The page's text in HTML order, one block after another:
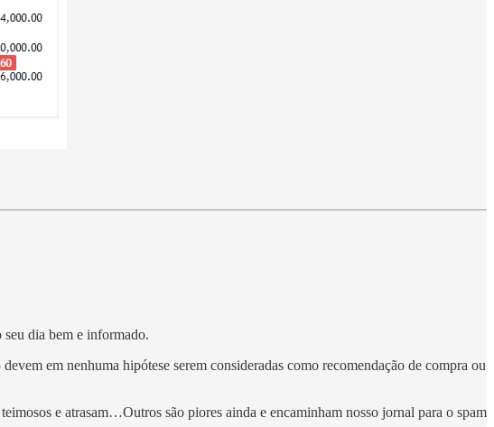
seu dia bem e informado.
em nenhuma hipótese serem consideradas como recomendação de compra ou
e atrasam…Outros são piores ainda e encaminham nosso jornal para o spam